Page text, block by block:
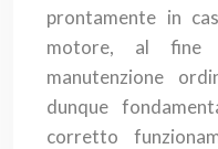
prontamente in
motore, al fine
manutenzione
dunque
corretto